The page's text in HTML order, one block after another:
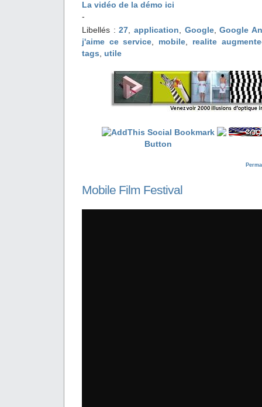
La vidéo de la démo ici
-
Libellés :27, application, Google,Google
j'aime ce service, mobile, realite
tags, utile
Mobile Film Festival